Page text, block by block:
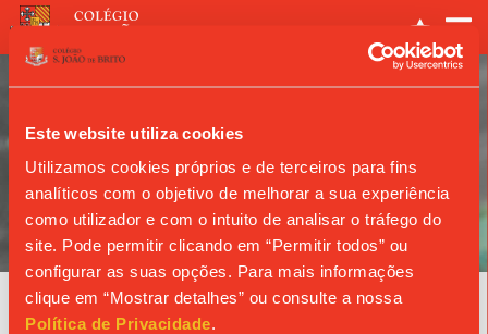
Este website utiliza cookies
Utilizamos cookies próprios e de terceiros para fins
analíticos com o objetivo de melhorar a sua experiência
como utilizador e com o intuito de analisar o tráfego do
site. Pode permitir clicando em “Permitir todos” ou
configurar as suas opções. Para mais informações
clique em “Mostrar detalhes” ou consulte a nossa
Política de Privacidade.
ANO LETIVO
Notícias